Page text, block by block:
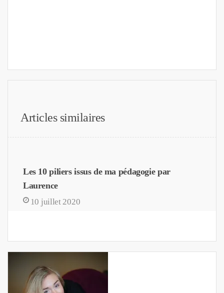
Articles similaires
Les 10 piliers issus de ma pédagogie par
Laurence
10 juillet 2020